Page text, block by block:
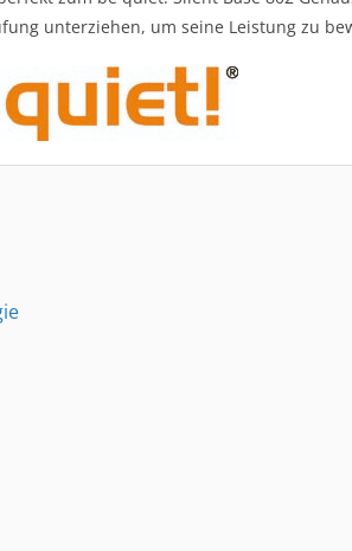
unterziehen, um seine Leistung zu